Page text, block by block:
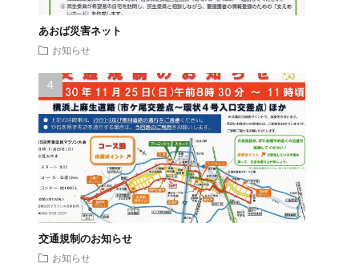
あおば災害ネット
お知らせ
交通規制のお知らせ
お知らせ